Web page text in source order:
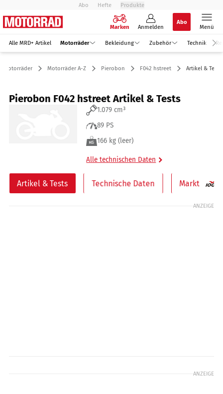
Abo Hefte Produkte
Marken Anmelden
Abo
Menü
Alle MRD+ Artikel Motorräder Bekleidung Zubehör Technik
Motorräder Motorräder A-Z Pierobon F042 hstreet Artikel & Tests
Pierobon F042 hstreet Artikel & Tests
1.079 cm³
89 PS
166 kg (leer)
Alle technischen Daten
Artikel & Tests Technische Daten Markt
ANZEIGE
ANZEIGE